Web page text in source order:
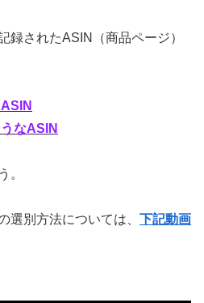
録されたASIN（商品ページ）
なASIN
。
選別方法については、 下記動画